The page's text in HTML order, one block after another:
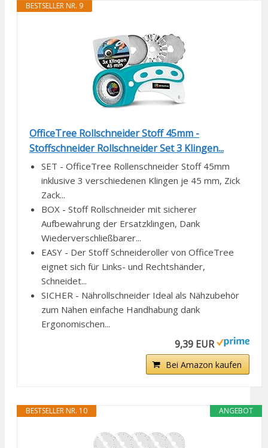
BESTSELLER NR. 9
OfficeTree Rollschneider Stoff 45mm -
Stoffschneider Rollschneider Set 3 Klingen...
SET - OfficeTree Rollenschneider Stoff 45mm
inklusive 3 verschiedenen Klingen je 45 mm, Zick
Zack...
BOX - Stoff Rollschneider mit sicherer
Aufbewahrung der Ersatzklingen, Dank
Wiederverschließbarer...
EASY - Der Stoff Schneideroller von OfficeTree
eignet sich für Links- und Rechtshänder,
Schneidet...
SICHER - Nährollschneider Ideal als Nähzubehör
zum Nähen einfache Handhabung dank
Ergonomischen...
9,39 EUR
Bei Amazon kaufen
ANGEBOT
BESTSELLER NR. 10